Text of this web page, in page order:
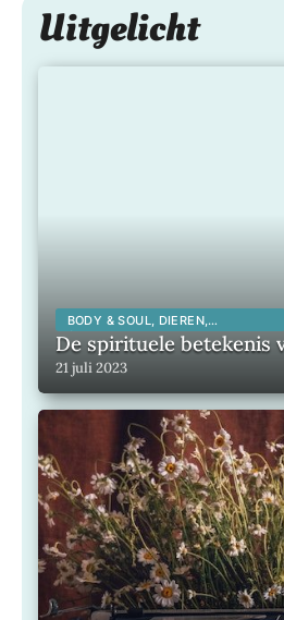
Uitgelicht
BODY & SOUL, DIEREN,
SPIRITUALITEIT,
De spirituele betekenis
21 juli 2023